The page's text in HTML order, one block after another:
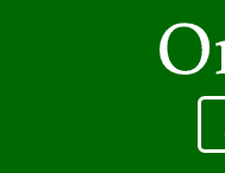
Sprung zum Inhalt